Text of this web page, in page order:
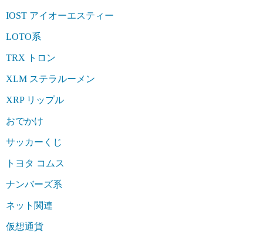
IOST アイオーエスティー
LOTO系
TRX トロン
XLM ステラルーメン
XRP リップル
おでかけ
サッカーくじ
トヨタ コムス
ナンバーズ系
ネット関連
仮想通貨